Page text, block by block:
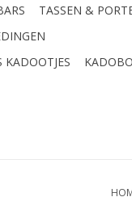
TASSEN &
KADOOTJES